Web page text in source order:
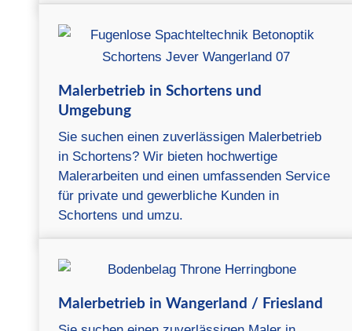
Malerbetrieb in Schortens und
Umgebung
Sie suchen einen zuverlässigen Malerbetrieb
in Schortens? Wir bieten hochwertige
Malerarbeiten und einen umfassenden Service
für private und gewerbliche Kunden in
Schortens und umzu.
Malerbetrieb in Wangerland / Friesland